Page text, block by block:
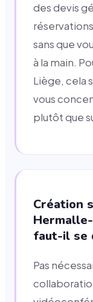
des devis
sans que
à la main.
Liège, cela
vous
plutôt que
Création
faut-il se
Pas